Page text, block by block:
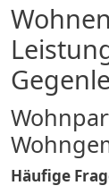
Häufige